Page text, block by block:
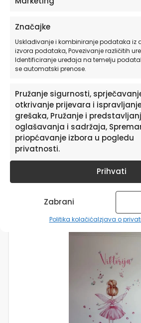
Značajke
Usklađivanje i kombiniranje podataka iz
izvora podataka, Povezivanje različitih
Identificiranje uređaja na temelju
se automatski prenose.
Pružanje sigurnosti,
otkrivanje prijevara i
grešaka, Pružanje i
oglašavanja i sadržaja,
priopćavanje izbora u pogledu
privatnosti.
Prihvati
Zabrani
Politika kolačićaIzjava o
Sve pohvale za vaš trud i ideju.
kvalitetne i lako se lijepe na zid. S
dobije skroz drugu dimenziju.
T. Aset – Facebook